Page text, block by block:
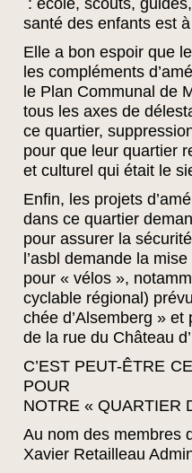
: école, scouts,
santé des enfants est
Elle a bon espoir que
les compléments
le Plan Communal de
tous les axes de
ce quartier,
pour que leur quartier
et culturel qui était le
Enfin, les projets
dans ce quartier
pour assurer la
l’asbl demande la
pour « vélos »,
cyclable régional)
chée d’Alsemberg »
de la rue du Château
C’EST PEUT-ÊTRE
POUR
NOTRE « QUARTIER
Au nom des membres
Xavier Retailleau